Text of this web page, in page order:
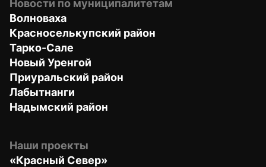
Новости по муниципалитетам
Волноваха
Красноселькупский район
Тарко-Сале
Новый Уренгой
Приуральский район
Лабытнанги
Надымский район
Наши проекты
«Красный Север»